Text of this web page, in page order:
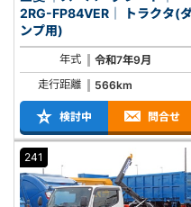
2RG-FP84VER｜ トラクタ(ダ
ンプ用)
年式
令和7年9月
走行距離
566km
検討中 問合せ
241